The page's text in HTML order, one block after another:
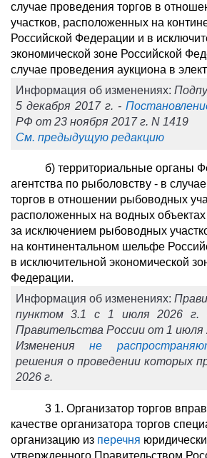
случае проведения торгов в
участков, расположенных на
Российской Федерации и в
экономической зоне Российской
случае проведения аукциона в
Информация об изменениях:
5 декабря 2017 г. -
РФ от 23 ноября 2017 г. N 1419
См. предыдущую редакцию
б) территориальные органы
агентства по рыболовству - в
торгов в отношении рыбоводных
расположенных на водных объектах
за исключением рыбоводных
на континентальном шельфе
в исключительной экономической
Федерации.
Информация об изменениях:
пунктом 3.1 с 1 июля 2026
Правительства России от 1 июля
Измененияне
решения о проведении которых
2026 г.
3 1. Организатор торгов
качестве организатора торгов
организацию из перечня
утвержденного Правительством